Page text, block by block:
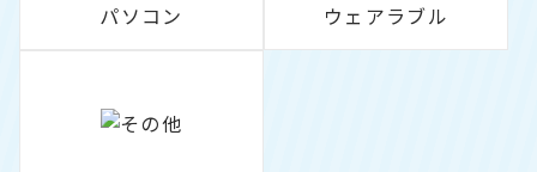
パソコン ウェアラブル